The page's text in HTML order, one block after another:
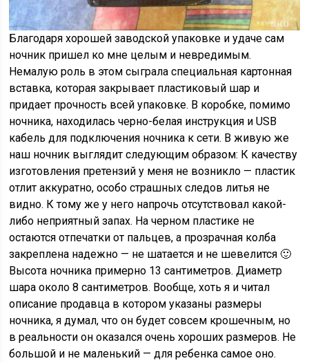
Благодаря хорошей заводской упаковке и удаче сам
ночник пришел ко мне целым и невредимым.
Немалую роль в этом сыграла специальная картонная
вставка, которая закрывает пластиковый шар и
придает прочность всей упаковке. В коробке, помимо
ночника, находилась черно-белая инструкция и USB
кабель для подключения ночника к сети. В живую же
наш ночник выглядит следующим образом: К качеству
изготовления претензий у меня не возникло — пластик
отлит аккуратно, особо страшных следов литья не
видно. К тому же у него напрочь отсутствовал какой-
либо неприятный запах. На черном пластике не
остаются отпечатки от пальцев, а прозрачная колба
закреплена надежно — не шатается и не шевелится 🙂
Высота ночника примерно 13 сантиметров. Диаметр
шара около 8 сантиметров. Вообще, хоть я и читал
описание продавца в котором указаны размеры
ночника, я думал, что он будет совсем крошечным, но
в реальности он оказался очень хороших размеров. Не
большой и не маленький — для ребенка самое оно.